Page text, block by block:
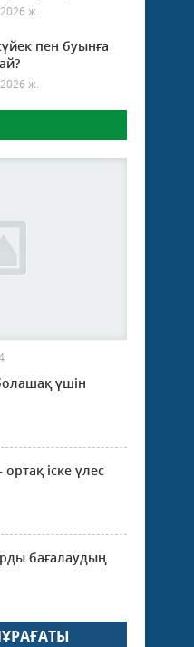
ж.
пен буынға
ж.
үшін
іске үлес
бағалаудың